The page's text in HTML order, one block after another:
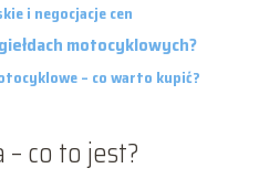
i negocjacje cen
motocyklowych?
– co warto kupić?
co to jest?